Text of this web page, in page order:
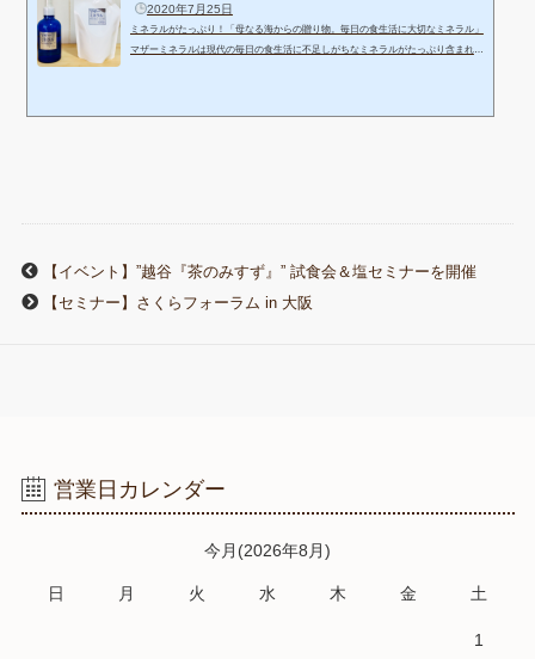
2020年7月25日
ミネラルがたっぷり！「母なる海からの贈り物。毎日の食生活に大切なミネラル」
マザーミネラルは現代の毎日の食生活に不足しがちなミネラルがたっぷり含まれて
【イベント】”越谷『茶のみすず』” 試食会＆塩セミナーを開催
【セミナー】さくらフォーラム in 大阪
営業日カレンダー
今月(2026年8月)
日 月 火 水 木 金 土
1